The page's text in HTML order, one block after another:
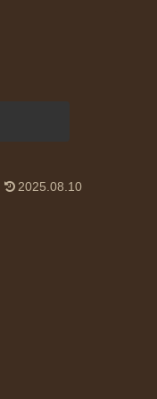
2025.08.10